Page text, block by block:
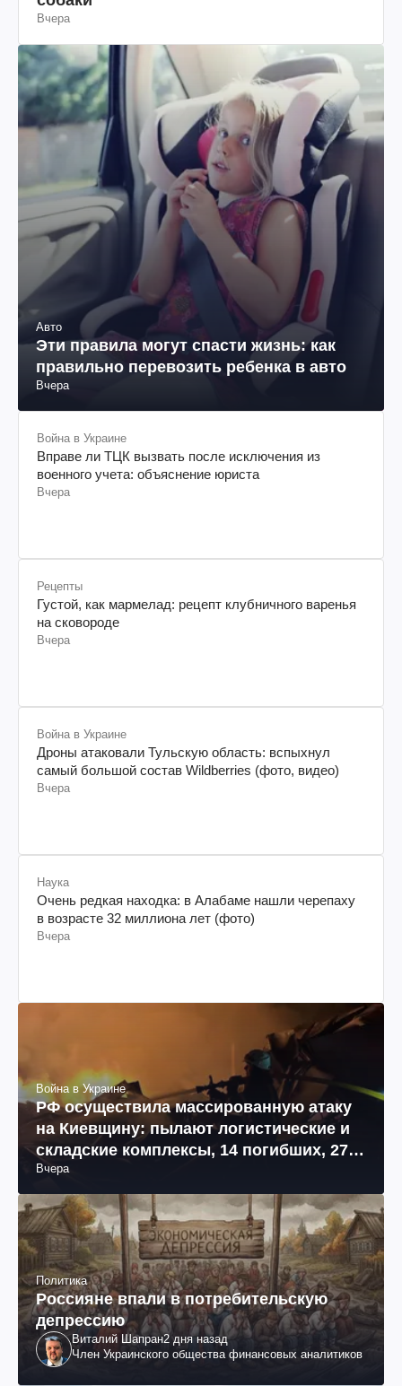
Вчера
Авто
Эти правила могут спасти жизнь: как
правильно перевозить ребенка в авто
Вчера
Война в Украине
Вправе ли ТЦК вызвать после исключения из
военного учета: объяснение юриста
Вчера
Рецепты
Густой, как мармелад: рецепт клубничного варенья
на сковороде
Вчера
Война в Украине
Дроны атаковали Тульскую область: вспыхнул
самый большой состав Wildberries (фото, видео)
Вчера
Наука
Очень редкая находка: в Алабаме нашли черепаху
в возрасте 32 миллиона лет (фото)
Вчера
Война в Украине
РФ осуществила массированную атаку
на Киевщину: пылают логистические и
складские комплексы, 14 погибших, 27
раненых (фото, видео)
Вчера
Политика
Россияне впали в потребительскую
депрессию
Виталий Шапран2 дня назад
Член Украинского общества финансовых аналитиков